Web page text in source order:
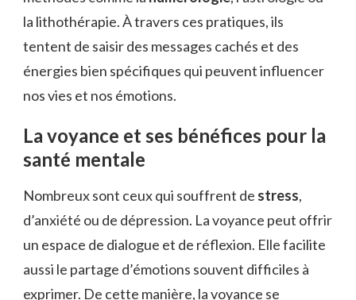
la lithothérapie. À travers ces pratiques, ils
tentent de saisir des messages cachés et des
énergies bien spécifiques qui peuvent influencer
nos vies et nos émotions.
La voyance et ses bénéfices pour la
santé mentale
Nombreux sont ceux qui souffrent de stress,
d’anxiété ou de dépression. La voyance peut offrir
un espace de dialogue et de réflexion. Elle facilite
aussi le partage d’émotions souvent difficiles à
exprimer. De cette manière, la voyance se